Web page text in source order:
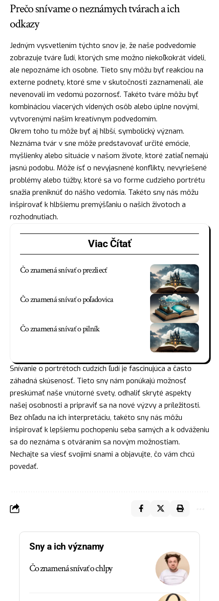
Prečo snívame o neznámych tvárach a ich
odkazy
Jedným vysvetlením týchto snov je, že naše podvedomie
zobrazuje tváre ľudí, ktorých sme možno niekoľkokrát videli,
ale nepoznáme ich osobne. Tieto sny môžu byť reakciou na
externe podnety, ktoré sme v skutočnosti zaznamenali, ale
nevenovali im vedomú pozornosť. Takéto tváre môžu byť
kombináciou viacerých videných osôb alebo úplne novými,
vytvorenými našim kreatívnym podvedomím.
Okrem toho tu môže byť aj hlbší, symbolický význam.
Neznáma tvár v sne môže predstavovať určité emócie,
myšlienky alebo situácie v našom živote, ktoré zatiaľ nemajú
jasnú podobu. Môže ísť o nevyjasnené konflikty, nevyriešené
problémy alebo túžby, ktoré sa vo forme cudzieho portrétu
snažia preniknúť do nášho vedomia. Takéto sny nás môžu
inšpirovať k hlbšiemu premýšľaniu o našich životoch a
rozhodnutiach.
Viac Čítať
Čo znamená snívať o prezliecť
Čo znamená snívať o poľadovica
Čo znamená snívať o pilník
Snívanie o portrétoch cudzích ľudí je fascinujúca a často
záhadná skúsenosť. Tieto sny nám ponúkajú možnosť
preskúmať naše vnútorné svety, odhaliť skryté aspekty
našej osobnosti a pripraviť sa na nové výzvy a príležitosti.
Bez ohľadu na ich interpretáciu, takéto sny nás môžu
inšpirovať k lepšiemu pochopeniu seba samých a k odváženiu
sa do neznáma s otváraním sa novým možnostiam.
Nechajte sa viesť svojimi snami a objavujte, čo vám chcú
povedať.
Sny a ich významy
Čo znamená snívať o chlpy